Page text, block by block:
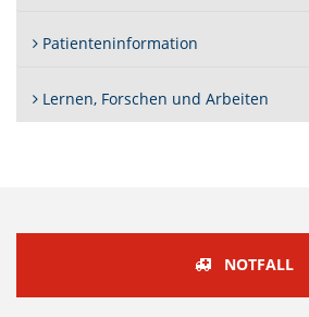
Patienteninformation
Lernen, Forschen und Arbeiten
NOTFALL